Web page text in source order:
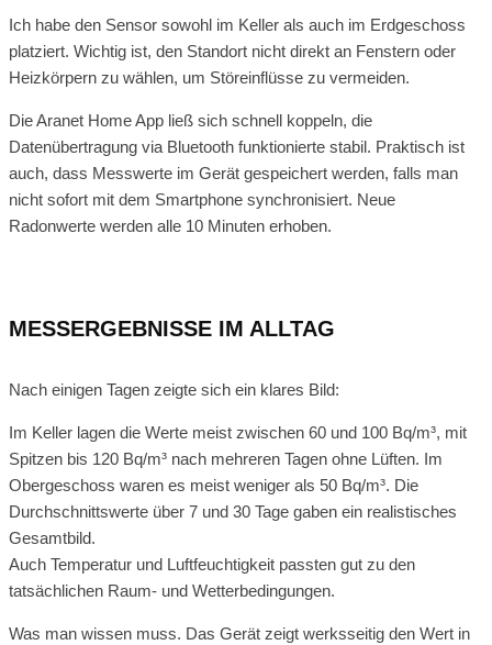
Ich habe den Sensor sowohl im Keller als auch im Erdgeschoss
platziert. Wichtig ist, den Standort nicht direkt an Fenstern oder
Heizkörpern zu wählen, um Störeinflüsse zu vermeiden.
Die Aranet Home App ließ sich schnell koppeln, die
Datenübertragung via Bluetooth funktionierte stabil. Praktisch ist
auch, dass Messwerte im Gerät gespeichert werden, falls man
nicht sofort mit dem Smartphone synchronisiert. Neue
Radonwerte werden alle 10 Minuten erhoben.
MESSERGEBNISSE IM ALLTAG
Nach einigen Tagen zeigte sich ein klares Bild:
Im Keller lagen die Werte meist zwischen 60 und 100 Bq/m³, mit
Spitzen bis 120 Bq/m³ nach mehreren Tagen ohne Lüften. Im
Obergeschoss waren es meist weniger als 50 Bq/m³. Die
Durchschnittswerte über 7 und 30 Tage gaben ein realistisches
Gesamtbild.
Auch Temperatur und Luftfeuchtigkeit passten gut zu den
tatsächlichen Raum- und Wetterbedingungen.
Was man wissen muss. Das Gerät zeigt werksseitig den Wert in